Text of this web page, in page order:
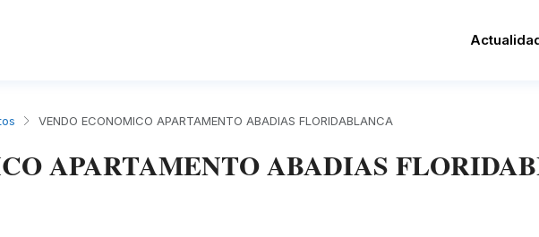
VENDO ECONOMICO APARTAMENTO ABADIAS FLORIDABLANCA
APARTAMENTO ABADIAS